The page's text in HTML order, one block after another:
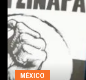
MÉXICO